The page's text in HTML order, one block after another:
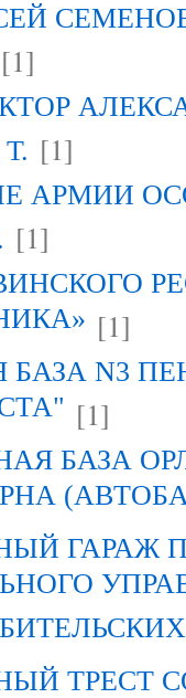
[1]
[1]
АРМИИ
[1]
[1]
N3
[1]
БАЗА
ГАРАЖ
ТРЕСТ